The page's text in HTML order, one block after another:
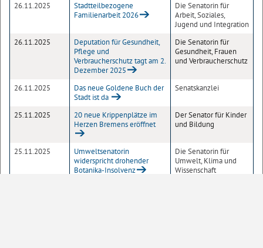
26.11.2025
Stadtteilbezogene
Familienarbeit 2026
Die Senatorin für
Arbeit, Soziales,
Jugend und Integration
26.11.2025
Deputation für Gesundheit,
Pflege und
Verbraucherschutz tagt am 2.
Dezember 2025
Die Senatorin für
Gesundheit, Frauen
und Verbraucherschutz
26.11.2025
Das neue Goldene Buch der
Stadt ist da
Senatskanzlei
25.11.2025
20 neue Krippenplätze im
Herzen Bremens eröffnet
Der Senator für Kinder
und Bildung
25.11.2025
Umweltsenatorin
widerspricht drohender
Botanika-Insolvenz
Die Senatorin für
Umwelt, Klima und
Wissenschaft